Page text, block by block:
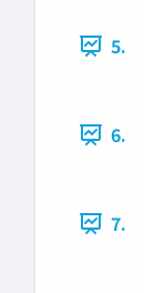
5.
6.
7.